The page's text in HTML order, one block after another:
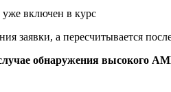
включен в курс
заявки, а пересчитывается
обнаружения высокого